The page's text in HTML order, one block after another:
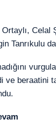
Tanrıkulu
ve